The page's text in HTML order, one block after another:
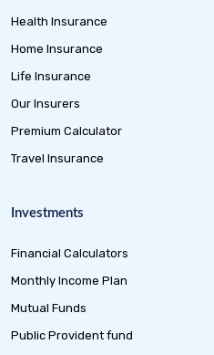
Health Insurance
Home Insurance
Life Insurance
Our Insurers
Premium Calculator
Travel Insurance
Investments
Financial Calculators
Monthly Income Plan
Mutual Funds
Public Provident fund